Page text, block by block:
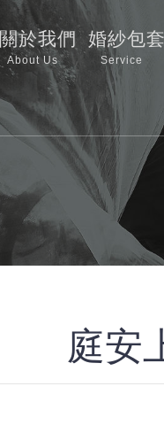
關於我們
About Us
婚紗包套
Service
庭安